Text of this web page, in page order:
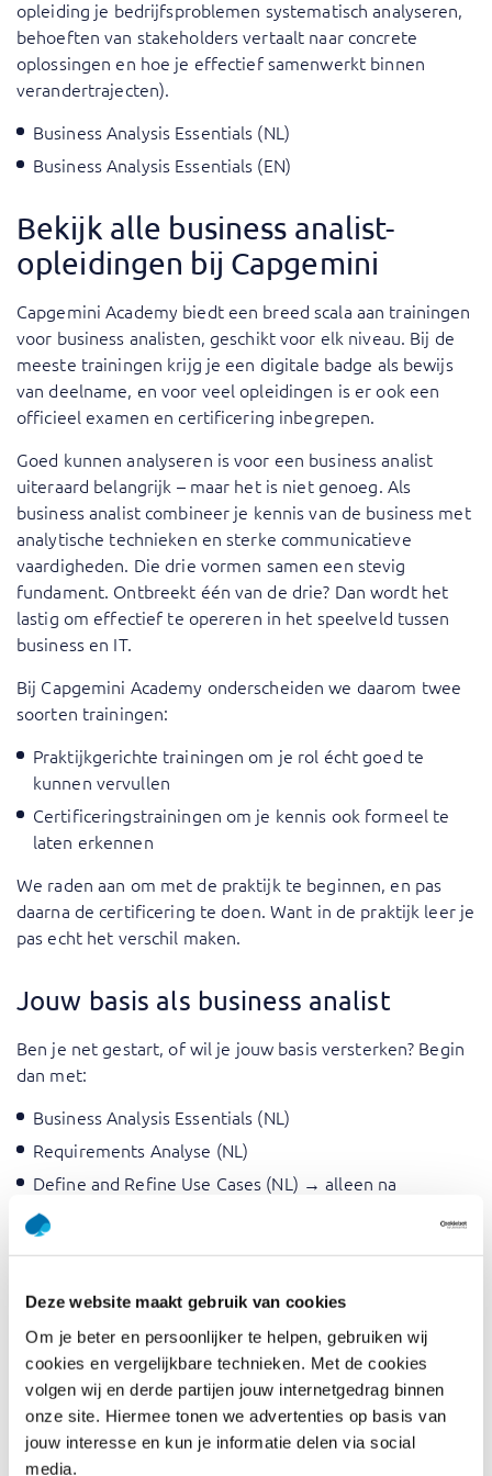
Deze website maakt gebruik van cookies
Om je beter en persoonlijker te helpen, gebruiken wij
cookies en vergelijkbare technieken. Met de cookies
volgen wij en derde partijen jouw internetgedrag binnen
onze site. Hiermee tonen we advertenties op basis van
jouw interesse en kun je informatie delen via social
media.
opleiding je bedrijfsproblemen systematisch analyseren,
behoeften van stakeholders vertaalt naar concrete
oplossingen en hoe je effectief samenwerkt binnen
verandertrajecten).
Business Analysis Essentials (NL)
Business Analysis Essentials (EN)
Bekijk alle business analist-
opleidingen bij Capgemini
Capgemini Academy biedt een breed scala aan trainingen
voor business analisten, geschikt voor elk niveau. Bij de
meeste trainingen krijg je een digitale badge als bewijs
van deelname, en voor veel opleidingen is er ook een
officieel examen en certificering inbegrepen.
Goed kunnen analyseren is voor een business analist
uiteraard belangrijk – maar het is niet genoeg. Als
business analist combineer je kennis van de business met
analytische technieken en sterke communicatieve
vaardigheden. Die drie vormen samen een stevig
fundament. Ontbreekt één van de drie? Dan wordt het
lastig om effectief te opereren in het speelveld tussen
business en IT.
Bij Capgemini Academy onderscheiden we daarom twee
soorten trainingen:
Praktijkgerichte trainingen om je rol écht goed te
kunnen vervullen
Certificeringstrainingen om je kennis ook formeel te
laten erkennen
We raden aan om met de praktijk te beginnen, en pas
daarna de certificering te doen. Want in de praktijk leer je
pas echt het verschil maken.
Jouw basis als business analist
Ben je net gestart, of wil je jouw basis versterken? Begin
dan met:
Business Analysis Essentials (NL)
Requirements Analyse (NL)
Define and Refine Use Cases (NL) → alleen na
Requirements Analyse
Business Process Model and Notation (BPMN)
Daarnaast is basiskennis van agile werken van grote
waarde:
Scrum Master (NL)
Scrum Master (EN)